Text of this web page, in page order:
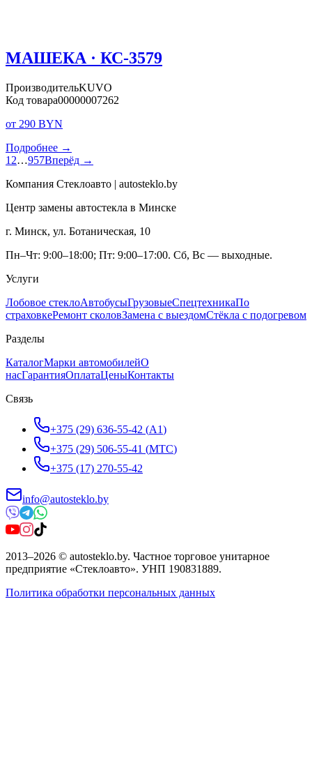
МАШЕКА · КС-3579
ПроизводительKUVO
Код товара00000007262
от 290 BYN
Подробнее →
1 2…957Вперёд →
Компания Стеклоавто | autosteklo.by
Центр замены автостекла в Минске
г. Минск, ул. Ботаническая, 10
Пн–Чт: 9:00–18:00; Пт: 9:00–17:00. Сб, Вс — выходные.
Услуги
Лобовое стеклоАвтобусыГрузовыеСпецтехникаПо
страховкеРемонт сколовЗамена с выездомСтёкла с подогревом
Разделы
КаталогМарки автомобилейО
насГарантияОплатаЦеныКонтакты
Связь
+375 (29) 636-55-42 (A1)
+375 (29) 506-55-41 (МТС)
+375 (17) 270-55-42
info@autosteklo.by
2013–2026 © autosteklo.by. Частное торговое унитарное
предприятие «Стеклоавто». УНП 190831889.
Политика обработки персональных данных